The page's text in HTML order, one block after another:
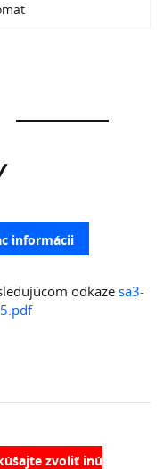
odkaze sa3-